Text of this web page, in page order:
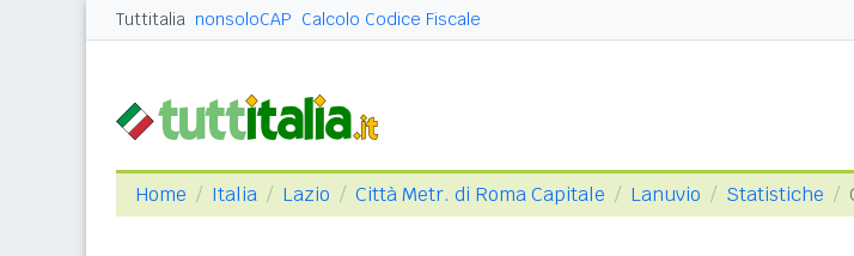
Tuttitalia nonsoloCAP Calcolo Codice Fiscale
Home Italia Lazio Città Metr. di Roma Capitale Lanuvio Statistiche